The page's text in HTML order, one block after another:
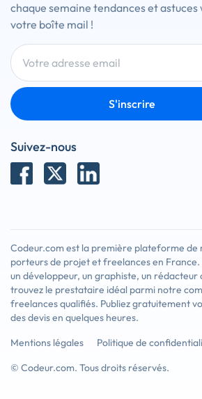
chaque semaine tendances et astuces
votre boîte mail !
S'inscrire
Suivez-nous
Codeur.com est la première plateforme de
porteurs de projet et freelances en France.
un développeur, un graphiste, un rédacteur
trouvez le prestataire idéal parmi notre
freelances qualifiés. Publiez gratuitement
des devis en quelques heures.
Mentions légales
Politique de
© Codeur.com. Tous droits réservés.